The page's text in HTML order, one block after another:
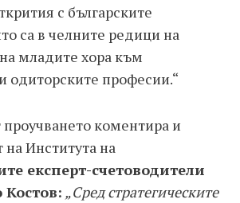
с българските
са в челните редици на
младите хора към
одиторските професии.“
проучването коментира и
Института на
експерт-счетоводители
„Сред стратегическите